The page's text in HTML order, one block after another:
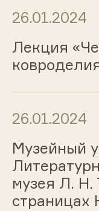
26.01.2024
Лекция
26.01.2024
Музейный
музея Л. Н.
страницах